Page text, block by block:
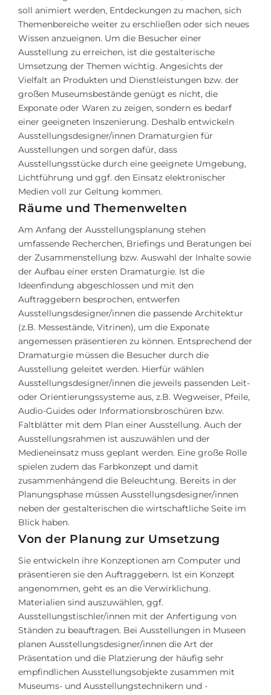
soll animiert werden, Entdeckungen zu machen, sich
Themenbereiche weiter zu erschließen oder sich neues
Wissen anzueignen. Um die Besucher einer
Ausstellung zu erreichen, ist die gestalterische
Umsetzung der Themen wichtig. Angesichts der
Vielfalt an Produkten und Dienstleistungen bzw. der
großen Museumsbestände genügt es nicht, die
Exponate oder Waren zu zeigen, sondern es bedarf
einer geeigneten Inszenierung. Deshalb entwickeln
Ausstellungsdesigner/innen Dramaturgien für
Ausstellungen und sorgen dafür, dass
Ausstellungsstücke durch eine geeignete Umgebung,
Lichtführung und ggf. den Einsatz elektronischer
Medien voll zur Geltung kommen.
Räume und Themenwelten
Am Anfang der Ausstellungsplanung stehen
umfassende Recherchen, Briefings und Beratungen bei
der Zusammenstellung bzw. Auswahl der Inhalte sowie
der Aufbau einer ersten Dramaturgie. Ist die
Ideenfindung abgeschlossen und mit den
Auftraggebern besprochen, entwerfen
Ausstellungsdesigner/innen die passende Architektur
(z.B. Messestände, Vitrinen), um die Exponate
angemessen präsentieren zu können. Entsprechend der
Dramaturgie müssen die Besucher durch die
Ausstellung geleitet werden. Hierfür wählen
Ausstellungsdesigner/innen die jeweils passenden Leit-
oder Orientierungssysteme aus, z.B. Wegweiser, Pfeile,
Audio-Guides oder Informationsbroschüren bzw.
Faltblätter mit dem Plan einer Ausstellung. Auch der
Ausstellungsrahmen ist auszuwählen und der
Medieneinsatz muss geplant werden. Eine große Rolle
spielen zudem das Farbkonzept und damit
zusammenhängend die Beleuchtung. Bereits in der
Planungsphase müssen Ausstellungsdesigner/innen
neben der gestalterischen die wirtschaftliche Seite im
Blick haben.
Von der Planung zur Umsetzung
Sie entwickeln ihre Konzeptionen am Computer und
präsentieren sie den Auftraggebern. Ist ein Konzept
angenommen, geht es an die Verwirklichung.
Materialien sind auszuwählen, ggf.
Ausstellungstischler/innen mit der Anfertigung von
Ständen zu beauftragen. Bei Ausstellungen in Museen
planen Ausstellungsdesigner/innen die Art der
Präsentation und die Platzierung der häufig sehr
empfindlichen Ausstellungsobjekte zusammen mit
Museums- und Ausstellungstechnikern und -